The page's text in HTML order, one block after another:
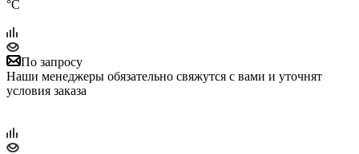
°C
По запросу
Наши менеджеры обязательно свяжутся с вами и уточнят
условия заказа